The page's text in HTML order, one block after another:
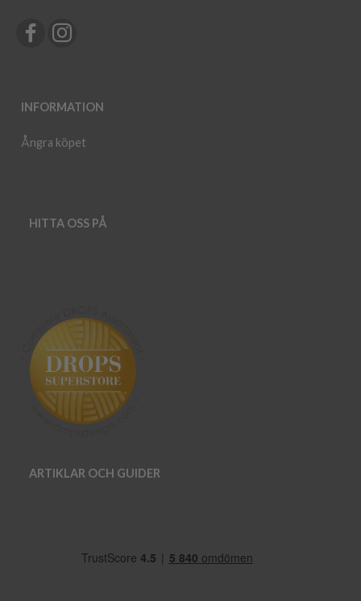
INFORMATION
Ångra köpet
HITTA OSS PÅ
ARTIKLAR OCH GUIDER